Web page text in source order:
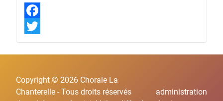
F
a
c
b
T
w
t
Copyright © 2026 Chorale La
Chanterelle - Tous droits réservés
administration